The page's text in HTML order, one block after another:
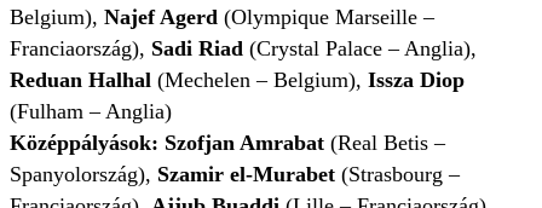
Belgium), Najef Agerd (Olympique Marseille –
Franciaország), Sadi Riad (Crystal Palace – Anglia),
Reduan Halhal (Mechelen – Belgium), Issza Diop
(Fulham – Anglia)
Középpályások: Szofjan Amrabat (Real Betis –
Spanyolország), Szamir el-Murabet (Strasbourg –